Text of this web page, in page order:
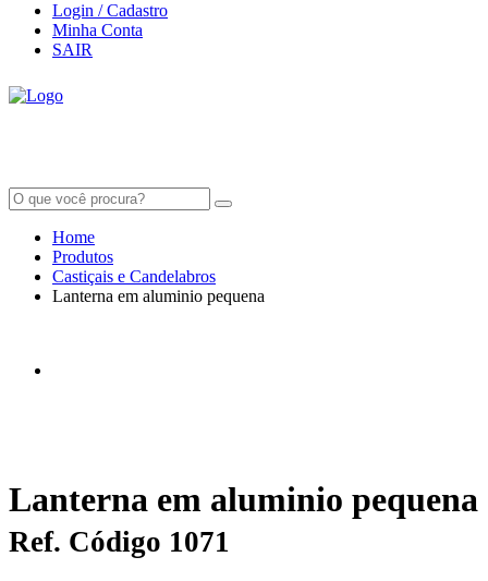
Login / Cadastro
Minha Conta
SAIR
Home
Produtos
Castiçais e Candelabros
Lanterna em aluminio pequena
Lanterna em aluminio pequena
Ref. Código 1071